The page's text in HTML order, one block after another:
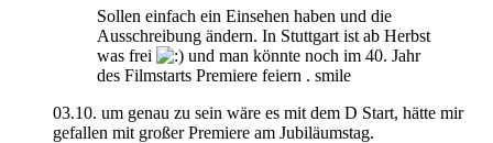
Sollen einfach ein Einsehen haben und die
Ausschreibung ändern. In Stuttgart ist ab Herbst
was frei
und man könnte noch im 40. Jahr
des Filmstarts Premiere feiern . smile
03.10. um genau zu sein wäre es mit dem D Start, hätte mir
gefallen mit großer Premiere am Jubiläumstag.